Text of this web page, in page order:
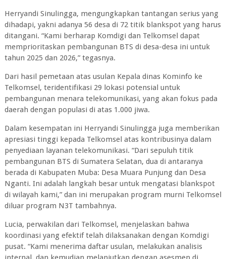
Herryandi Sinulingga, mengungkapkan tantangan serius yang
dihadapi, yakni adanya 56 desa di 72 titik blankspot yang harus
ditangani. “Kami berharap Komdigi dan Telkomsel dapat
memprioritaskan pembangunan BTS di desa-desa ini untuk
tahun 2025 dan 2026,” tegasnya.
Dari hasil pemetaan atas usulan Kepala dinas Kominfo ke
Telkomsel, teridentifikasi 29 lokasi potensial untuk
pembangunan menara telekomunikasi, yang akan fokus pada
daerah dengan populasi di atas 1.000 jiwa.
Dalam kesempatan ini Herryandi Sinulingga juga memberikan
apresiasi tinggi kepada Telkomsel atas kontribusinya dalam
penyediaan layanan telekomunikasi. “Dari sepuluh titik
pembangunan BTS di Sumatera Selatan, dua di antaranya
berada di Kabupaten Muba: Desa Muara Punjung dan Desa
Nganti. Ini adalah langkah besar untuk mengatasi blankspot
di wilayah kami,” dan ini merupakan program murni Telkomsel
diluar program N3T tambahnya.
Lucia, perwakilan dari Telkomsel, menjelaskan bahwa
koordinasi yang efektif telah dilaksanakan dengan Komdigi
pusat. “Kami menerima daftar usulan, melakukan analisis